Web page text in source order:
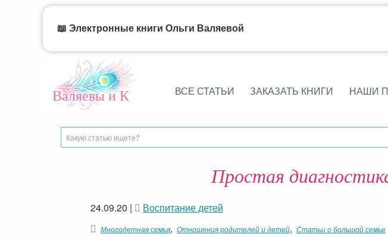
Валяевы и К ВСЕ СТАТЬИ ЗАКАЗАТЬ КНИГИ НАШИ
Простая
24.09.20 | Воспитание детей
Многодетная семья, Отношения родителей и детей, Статьи о большой семье
📖 Электронные книги Ольги Валяевой